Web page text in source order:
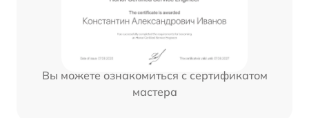
Вы можете ознакомиться с сертификатом
мастера